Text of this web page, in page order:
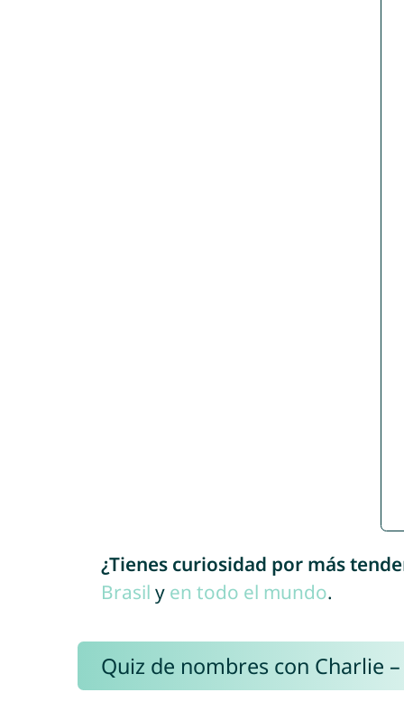
¿Tienes curiosidad por más
Brasil y en todo el mundo.
Quiz de nombres con Charlie